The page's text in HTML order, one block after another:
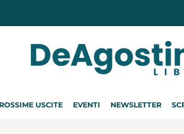
USCITE EVENTI NEWSLETTER